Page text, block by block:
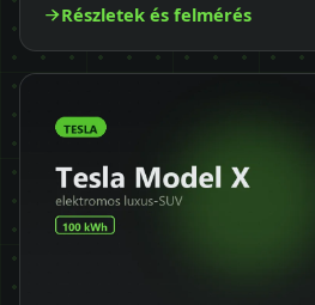
Részletek és felmérés